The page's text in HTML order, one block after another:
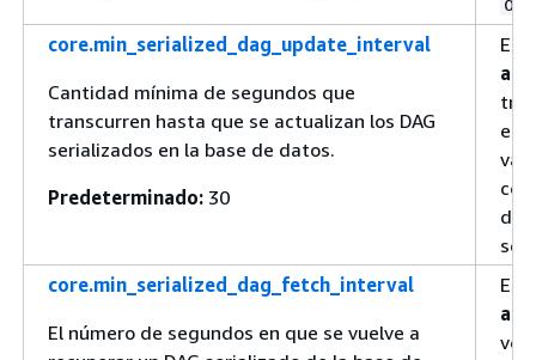
core.min_serialized_dag_update_interval
Cantidad mínima de segundos que
transcurren hasta que se actualizan los DAG
serializados en la base de datos.
Predeterminado: 30
en
del
se
core.min_serialized_dag_fetch_interval
El número de segundos en que se vuelve a